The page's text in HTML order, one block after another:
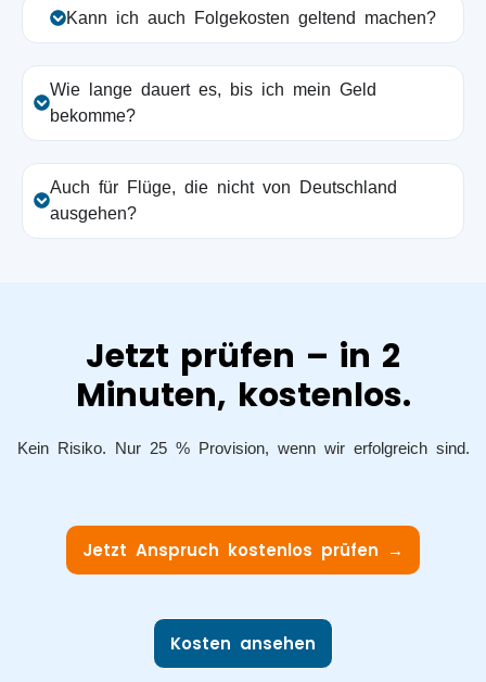
Kann ich auch Folgekosten geltend machen?
Wie lange dauert es, bis ich mein Geld
bekomme?
Auch für Flüge, die nicht von Deutschland
ausgehen?
Jetzt prüfen – in 2
Minuten, kostenlos.
Kein Risiko. Nur 25 % Provision, wenn wir erfolgreich sind.
Jetzt Anspruch kostenlos prüfen →
Kosten ansehen